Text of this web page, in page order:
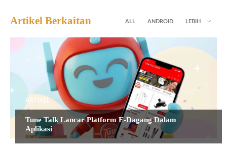
Artikel Berkaitan ALL ANDROID LEBIH
ARTIKEL
Tune Talk Lancar Platform E-Dagang Dalam
Aplikasi